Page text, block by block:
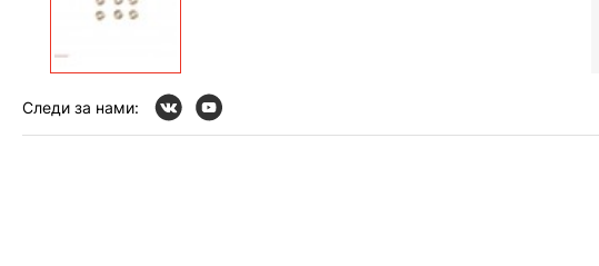
Следи за нами: